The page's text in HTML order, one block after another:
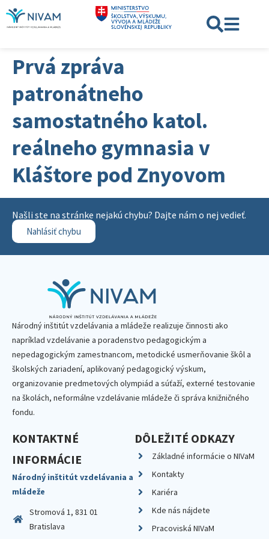
Prvá zpráva
patronátneho
samostatného katol.
reálneho gymnasia v
Kláštore pod Znyovom
Našli ste na stránke nejakú chybu? Dajte nám o nej vedieť.
Nahlásiť chybu
Národný inštitút vzdelávania a mládeže realizuje činnosti ako
napríklad vzdelávanie a poradenstvo pedagogickým a
nepedagogickým zamestnancom, metodické usmerňovanie škôl a
školských zariadení, aplikovaný pedagogický výskum,
organizovanie predmetových olympiád a súťaží, externé testovanie
na školách, neformálne vzdelávanie mládeže či správa knižničného
fondu.
KONTAKTNÉ
INFORMÁCIE
Národný inštitút vzdelávania a
mládeže
Stromová 1, 831 01
Bratislava
DÔLEŽITÉ ODKAZY
Základné informácie o NIVaM
Kontakty
Kariéra
Kde nás nájdete
Pracoviská NIVaM